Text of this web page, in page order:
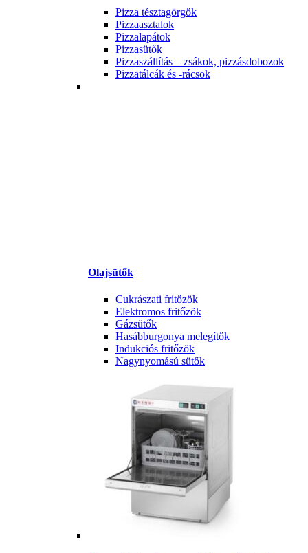
Pizza tésztagörgők
Pizzaasztalok
Pizzalapátok
Pizzasütők
Pizzaszállítás – zsákok, pizzásdobozok
Pizzatálcák és -rácsok
Olajsütők
Cukrászati fritőzök
Elektromos fritőzök
Gázsütők
Hasábburgonya melegítők
Indukciós fritőzök
Nagynyomású sütők